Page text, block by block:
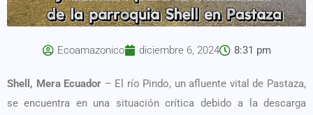
Ecoamazonico diciembre 6, 2024 8:31 pm
Shell, Mera Ecuador – El río Pindo, un afluente vital de Pastaza,
se encuentra en una situación crítica debido a la descarga